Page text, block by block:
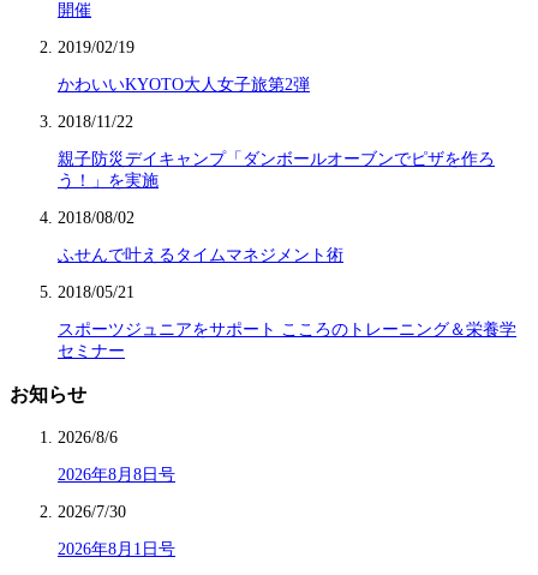
開催
2019/02/19
かわいいKYOTO大人女子旅第2弾
2018/11/22
親子防災デイキャンプ「ダンボールオーブンでピザを作ろ
う！」を実施
2018/08/02
ふせんで叶えるタイムマネジメント術
2018/05/21
スポーツジュニアをサポート こころのトレーニング＆栄養学
セミナー
お知らせ
2026/8/6
2026年8月8日号
2026/7/30
2026年8月1日号